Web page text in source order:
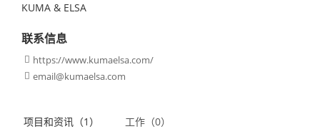
项目和资讯（1） 工作（0）
KUMA & ELSA
联系信息
 https://www.kumaelsa.com/
 email@kumaelsa.com